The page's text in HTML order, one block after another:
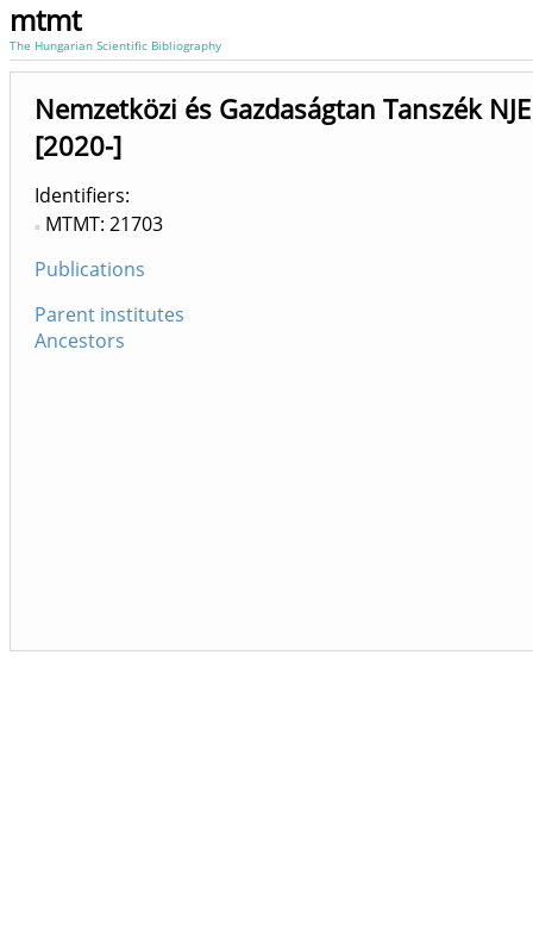
mtmt
The Hungarian Scientific Bibliography
Nemzetközi és Gazdaságtan Tanszék
[2020-]
Identifiers
MTMT: 21703
Publications
Parent institutes
Ancestors